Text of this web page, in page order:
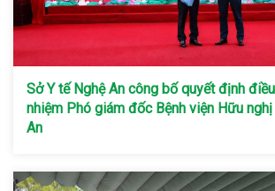
Sở Y tế Nghệ An công bố quyết định
nhiệm Phó giám đốc Bệnh viện Hữu
An